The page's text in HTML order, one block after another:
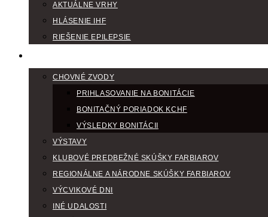
AKTUÁLNE VRHY
HLÁSENIE IHF
RIEŠENIE EPILEPSIE
CHOVNÉ ZVODY
PRIHLASOVANIE NA BONITÁCIE
BONITAČNÝ PORIADOK KCHF
VÝSLEDKY BONITÁCII
VÝSTAVY
KLUBOVÉ PREDBEŽNÉ SKÚŠKY FARBIAROV
REGIONÁLNE A NÁRODNE SKÚŠKY FARBIAROV
VÝCVIKOVÉ DNI
INÉ UDALOSTI